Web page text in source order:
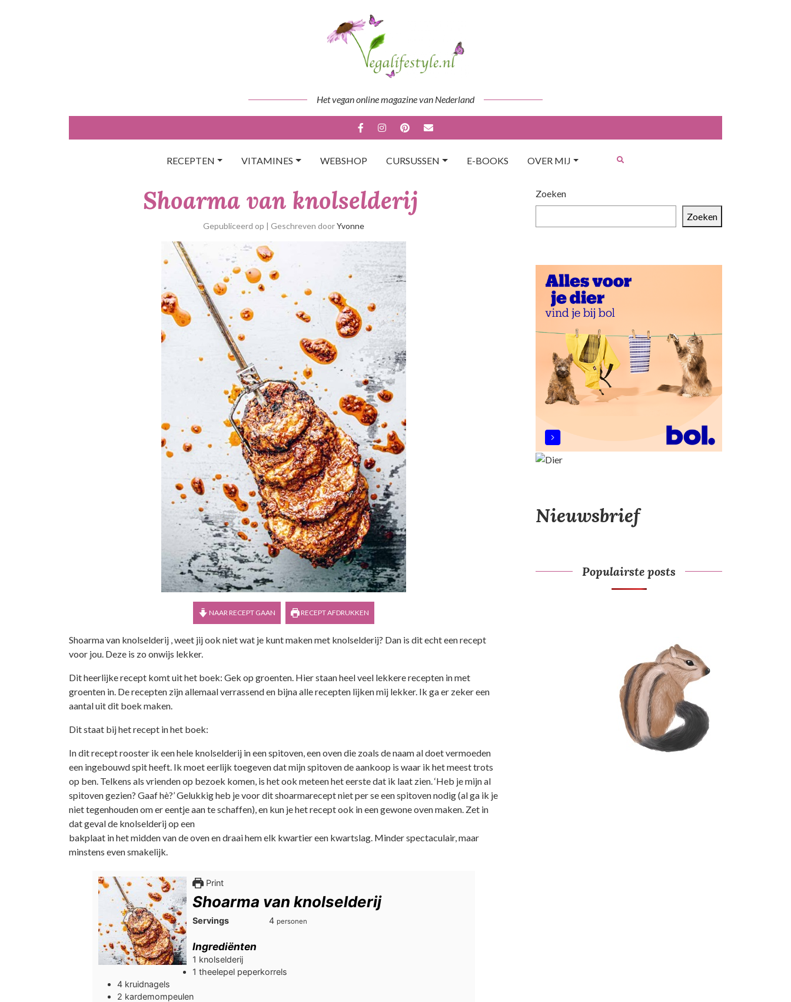
Het vegan online magazine van Nederland
RECEPTEN VITAMINES WEBSHOP CURSUSSEN E-BOOKS OVER MIJ
Shoarma van knolselderij
Gepubliceerd op | Geschreven doorYvonne
NAAR RECEPT GAAN RECEPT AFDRUKKEN
Shoarma van knolselderij , weet jij ook niet wat je kunt maken met knolselderij? Dan is dit echt een recept
voor jou. Deze is zo onwijs lekker.
Dit heerlijke recept komt uit het boek: Gek op groenten. Hier staan heel veel lekkere recepten in met
groenten in. De recepten zijn allemaal verrassend en bijna alle recepten lijken mij lekker. Ik ga er zeker een
aantal uit dit boek maken.
Dit staat bij het recept in het boek:
In dit recept rooster ik een hele knolselderij in een spitoven, een oven die zoals de naam al doet vermoeden
een ingebouwd spit heeft. Ik moet eerlijk toegeven dat mijn spitoven de aankoop is waar ik het meest trots
op ben. Telkens als vrienden op bezoek komen, is het ook meteen het eerste dat ik laat zien. ‘Heb je mijn al
spitoven gezien? Gaaf hè?’ Gelukkig heb je voor dit shoarmarecept niet per se een spitoven nodig (al ga ik je
niet tegenhouden om er eentje aan te schaffen), en kun je het recept ook in een gewone oven maken. Zet in
dat geval de knolselderij op een
bakplaat in het midden van de oven en draai hem elk kwartier een kwartslag. Minder spectaculair, maar
minstens even smakelijk.
Print
Shoarma van knolselderij
Servings 4 personen
Ingrediënten
1 knolselderij
1 theelepel peperkorrels
4 kruidnagels
2 kardemompeulen
Zoeken
Zoeken
Nieuwsbrief
Populairste posts